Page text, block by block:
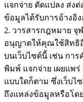
แจกจ่าย ดัดแปลง ส่ง
ข้อมูลได้รับการอ้างอิง
2. วารสารกฎหมาย
อนุญาตให้คุณใช้สิทธิอื่
บนเว็บไซต์นี้ เช่น กา
พิมพ์ แจกจ่าย เผยแพ
แบบใดก็ตาม ซึ่งเว็บไ
ถึงแหล่งข้อมูลหรือโ